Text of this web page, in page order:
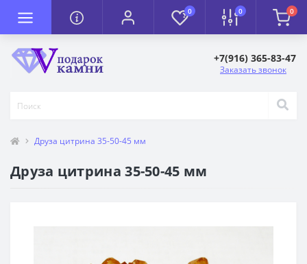
0 0 0
+7(916) 365-83-47
Заказать звонок
Друза цитрина 35-50-45 мм
Друза цитрина 35-50-45 мм